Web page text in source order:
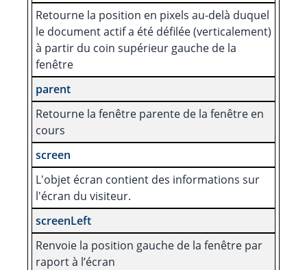
Retourne la position en pixels au-delà duquel
le document actif a été défilée (verticalement)
à partir du coin supérieur gauche de la
fenêtre
parent
Retourne la fenêtre parente de la fenêtre en
cours
screen
L'objet écran contient des informations sur
l'écran du visiteur.
screenLeft
Renvoie la position gauche de la fenêtre par
raport à l’écran